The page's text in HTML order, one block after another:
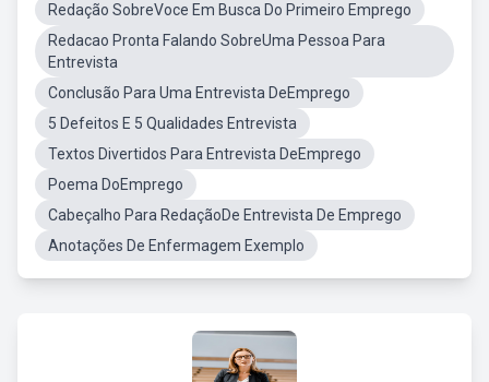
Redação SobreVoce Em Busca Do Primeiro Emprego
Redacao Pronta Falando SobreUma Pessoa Para
Entrevista
Conclusão Para Uma Entrevista DeEmprego
5 Defeitos E 5 Qualidades Entrevista
Textos Divertidos Para Entrevista DeEmprego
Poema DoEmprego
Cabeçalho Para RedaçãoDe Entrevista De Emprego
Anotações De Enfermagem Exemplo